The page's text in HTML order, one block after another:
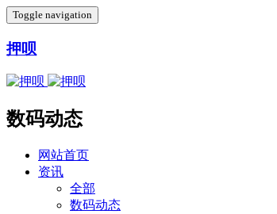
Toggle navigation
押呗
数码动态
网站首页
资讯
全部
数码动态